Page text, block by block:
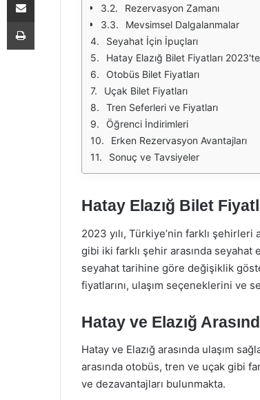
Rezervasyon Zamanı
Mevsimsel Dalgalanmalar
Seyahat İçin İpuçları
Hatay Elazığ Bilet Fiyatları
Otobüs Bilet Fiyatları
Uçak Bilet Fiyatları
Tren Seferleri ve Fiyatları
Öğrenci İndirimleri
Erken Rezervasyon Avantajları
Sonuç ve Tavsiyeler
Hatay Elazığ Bilet
2023 yılı, Türkiye’nin farklı
gibi iki farklı şehir arasında
seyahat tarihine göre değişiklik
fiyatlarını, ulaşım seçeneklerini ve
Hatay ve Elazığ
Hatay ve Elazığ arasında ulaşım
arasında otobüs, tren ve uçak gibi
ve dezavantajları bulunmakta.